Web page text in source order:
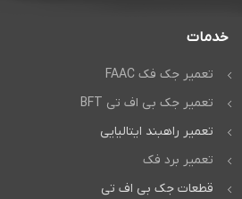
خدمات
تعمیر جک فک FAAC
تعمیر جک بی اف تی BFT
تعمیر راهبند ایتالیایی
تعمیر برد فک
قطعات جک بی اف تی